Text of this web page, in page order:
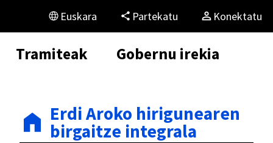
Euskara Partekatu Konektatu
Tramiteak Gobernu irekia
Erdi Aroko hirigunearen
birgaitze integrala